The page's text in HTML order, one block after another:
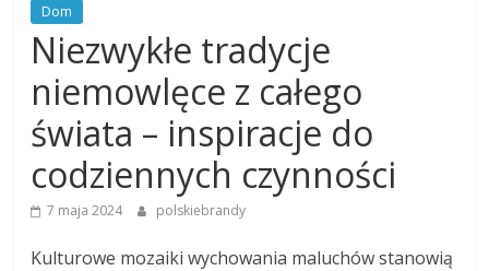
Dom
Niezwykłe tradycje
niemowlęce z całego
świata – inspiracje do
codziennych czynności
7 maja 2024 polskiebrandy
Kulturowe mozaiki wychowania maluchów stanowią